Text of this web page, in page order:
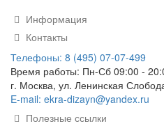
Информация
Контакты
Телефоны: 8 (495) 07-07-499
Время работы: Пн-Сб 09:00 -
г. Москва, ул. Ленинская
E-mail: ekra-dizayn@yandex.ru
Полезные ссылки